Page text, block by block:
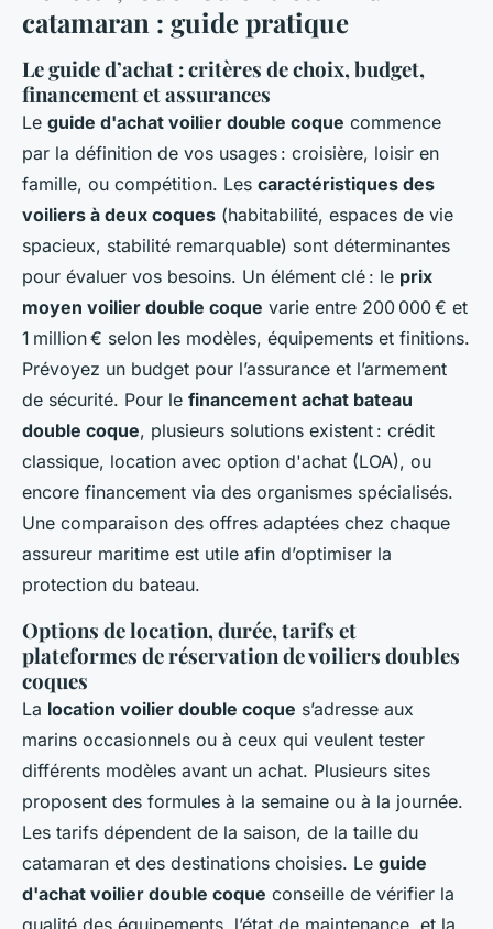
catamaran : guide pratique
Le guide d’achat : critères de choix, budget,
financement et assurances
Le guide d'achat voilier double coque commence
par la définition de vos usages : croisière, loisir en
famille, ou compétition. Les caractéristiques des
voiliers à deux coques (habitabilité, espaces de vie
spacieux, stabilité remarquable) sont déterminantes
pour évaluer vos besoins. Un élément clé : le prix
moyen voilier double coque varie entre 200 000 € et
1 million € selon les modèles, équipements et finitions.
Prévoyez un budget pour l’assurance et l’armement
de sécurité. Pour le financement achat bateau
double coque, plusieurs solutions existent : crédit
classique, location avec option d'achat (LOA), ou
encore financement via des organismes spécialisés.
Une comparaison des offres adaptées chez chaque
assureur maritime est utile afin d’optimiser la
protection du bateau.
Options de location, durée, tarifs et
plateformes de réservation de voiliers doubles
coques
La location voilier double coque s’adresse aux
marins occasionnels ou à ceux qui veulent tester
différents modèles avant un achat. Plusieurs sites
proposent des formules à la semaine ou à la journée.
Les tarifs dépendent de la saison, de la taille du
catamaran et des destinations choisies. Le guide
d'achat voilier double coque conseille de vérifier la